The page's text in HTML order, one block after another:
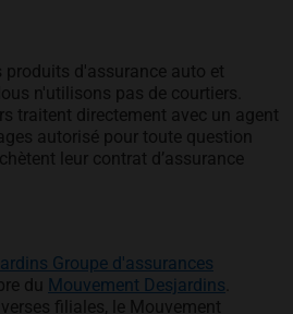
produits d'assurance auto et
n'utilisons pas de courtiers.
traitent directement avec un agent
autorisé pour toute question
leur contrat d’assurance
Groupe d'assurances
un nouvel onglet
du Mouvement Desjardins
filiales, le Mouvement